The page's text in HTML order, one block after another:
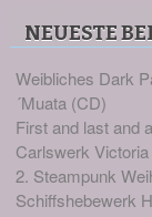
NEUESTE
Weibliches Dark
´Muata (CD)
First and last and
Carlswerk
2. Steampunk
Schiffshebewerk